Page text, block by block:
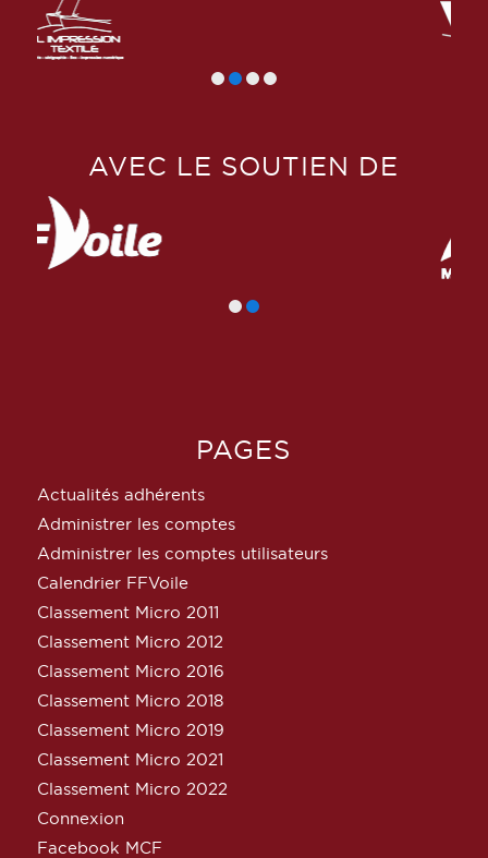
AVEC LE SOUTIEN DE
PAGES
Actualités adhérents
Administrer les comptes
Administrer les comptes utilisateurs
Calendrier FFVoile
Classement Micro 2011
Classement Micro 2012
Classement Micro 2016
Classement Micro 2018
Classement Micro 2019
Classement Micro 2021
Classement Micro 2022
Connexion
Facebook MCF